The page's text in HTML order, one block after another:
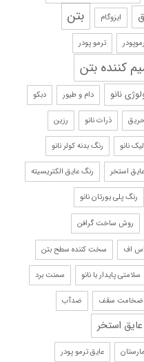
ایزوگام بتن
ترمو پودر
کننده بتن
نانو دام و طیور دبکو
ذرات نانو رزین
نانو رنگ بدنه کولر نانو
استخر رنگ عایق الکتریسیته
رنگ پلی یورتان نانو
روش ساخت گرافن
اس اف سخت کننده سطح بتن
سلامتی پایدار با نانو سمنت برد
ضخامت سقف ضدآب
عایق استخر
عایق ترمو پودر